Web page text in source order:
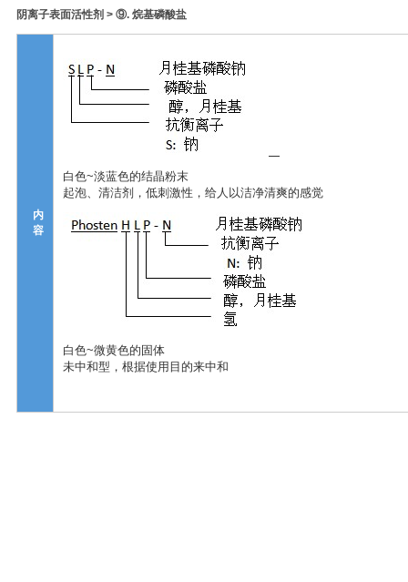
阴离子表面活性剂 > ⑨. 烷基磷酸盐
内
容
白色~淡蓝色的结晶粉末
起泡、清洁剂，低刺激性，给人以洁净清爽的感觉
白色~微黄色的固体
未中和型，根据使用目的来中和